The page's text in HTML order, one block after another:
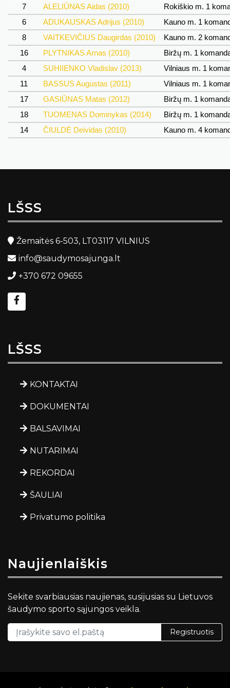
7
ALELIŪNAS Aidas (2010)
Rokiškio m. 1
6
ADUKAUSKAS Adrijus (2010)
Kauno m. 1
8
VAITKEVIČIUS Daugirdas (2010)
Kauno m. 2
16
PLYTNIKAS Arnas (2010)
Biržų m. 1
4
SUHIIENKO Vladislav (2013)
Vilniaus m. 1
11
BASSUS Augustas (2011)
Vilniaus m. 1
17
GASIŪNAS Matas (2012)
Biržų m. 1
18
TUOMENAS Dominykas (2014)
Biržų m. 1
14
ČIULDĖ Deividas (2010) Kauno m. 4
LŠSS
Žemaitės 6-503, LT03117 VILNIUS
info@saudymosajunga.lt
+370 672 09655
LŠSS
KONTAKTAI
DOKUMENTAI
BALSAVIMAI
NUTARIMAI
REKORDAI
ŠAULIAI
Privatumo politika
Naujienlaiškis
Sekite svarbiausias naujienas, susijusias su Lietuvos
šaudymo sporto sąjungos veikla.
Registruotis